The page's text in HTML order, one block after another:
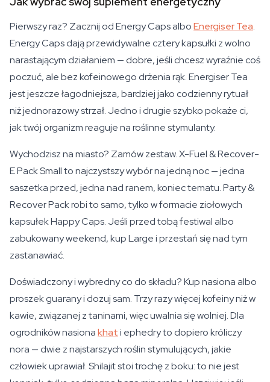
Pierwszy raz? Zacznij od Energy Caps alboEnergiser Tea.
Energy Caps dają przewidywalne cztery kapsułki z wolno
narastającym działaniem — dobre, jeśli chcesz wyraźnie coś
poczuć, ale bez kofeinowego drżenia rąk. Energiser Tea
jest jeszcze łagodniejsza, bardziej jako codzienny rytuał
niż jednorazowy strzał. Jedno i drugie szybko pokaże ci,
jak twój organizm reaguje na roślinne stymulanty.
Wychodzisz na miasto? Zamów zestaw. X-Fuel & Recover-
E Pack Small to najczystszy wybór na jedną noc — jedna
saszetka przed, jedna nad ranem, koniec tematu. Party &
Recover Pack robi to samo, tylko w formacie ziołowych
kapsułek Happy Caps. Jeśli przed tobą festiwal albo
zabukowany weekend, kup Large i przestań się nad tym
zastanawiać.
Doświadczony i wybredny co do składu? Kup nasiona albo
proszek guarany i dozuj sam. Trzy razy więcej kofeiny niż w
kawie, związanej z taninami, więc uwalnia się wolniej. Dla
ogrodników nasionakhati ephedry to dopiero króliczy
nora — dwie z najstarszych roślin stymulujących, jakie
człowiek uprawiał. Shilajit stoi trochę z boku: to nie jest